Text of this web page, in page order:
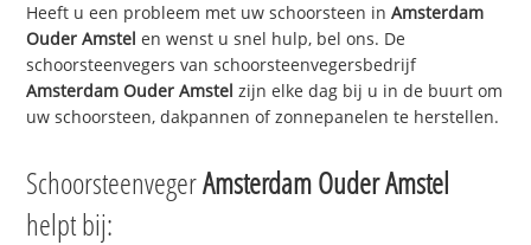
Heeft u een probleem met uw schoorsteen inAmsterdam
Ouder Amstel en wenst u snel hulp, bel ons. De
schoorsteenvegers van schoorsteenvegersbedrijf
Amsterdam Ouder Amstel zijn elke dag bij u in de buurt om
uw schoorsteen, dakpannen of zonnepanelen te herstellen.
SchoorsteenvegerAmsterdam Ouder Amstel
helpt bij: